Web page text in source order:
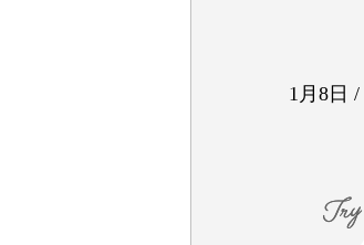
1月8日 /